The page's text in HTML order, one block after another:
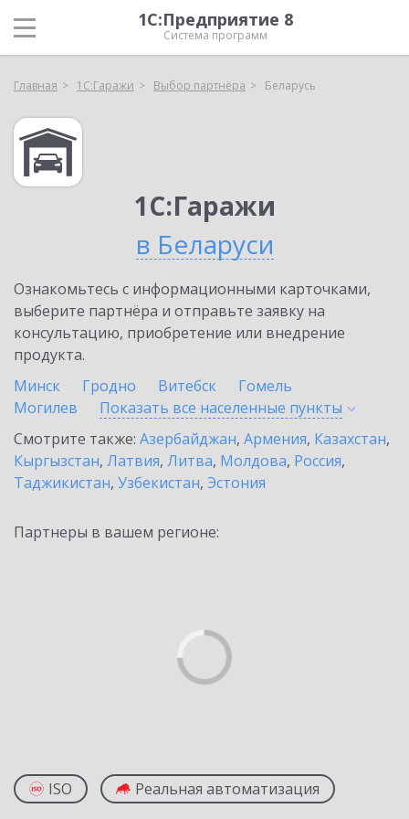
1С:Предприятие 8
Система программ
Главная 1С:Гаражи Выбор партнёра Беларусь
1С:Гаражи
в Беларуси
Ознакомьтесь с информационными карточками,
выберите партнёра и отправьте заявку на
консультацию, приобретение или внедрение
продукта.
Минск
Гродно Витебск
Гомель
Могилев
Показать все населенные пункты
Смотрите также: Азербайджан, Армения, Казахстан,
Кыргызстан, Латвия, Литва, Молдова, Россия,
Таджикистан, Узбекистан, Эстония
Партнеры в вашем регионе:
ISO Реальная автоматизация